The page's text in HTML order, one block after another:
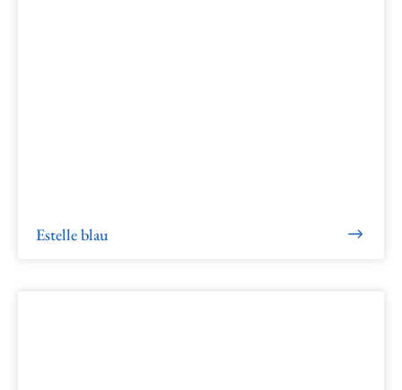
Estelle blau